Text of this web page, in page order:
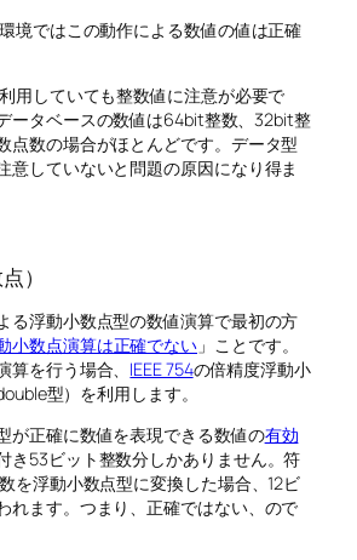
境ではこの動作による数値の値は正確
用していても整数値に注意が必要で
ータベースの数値は64bit整数、32bit整
点数の場合がほとんどです。データ型
意していないと問題の原因になり得ま
）
る浮動小数点型の数値演算で最初の方
小数点演算は正確でない 」ことです。
を行う場合、 IEEE 754の倍精度浮動小
型）を利用します。
が正確に数値を表現できる数値の有効
き53ビット整数分しかありません。符
を浮動小数点型に変換した場合、12ビ
れます。つまり、正確ではない、ので